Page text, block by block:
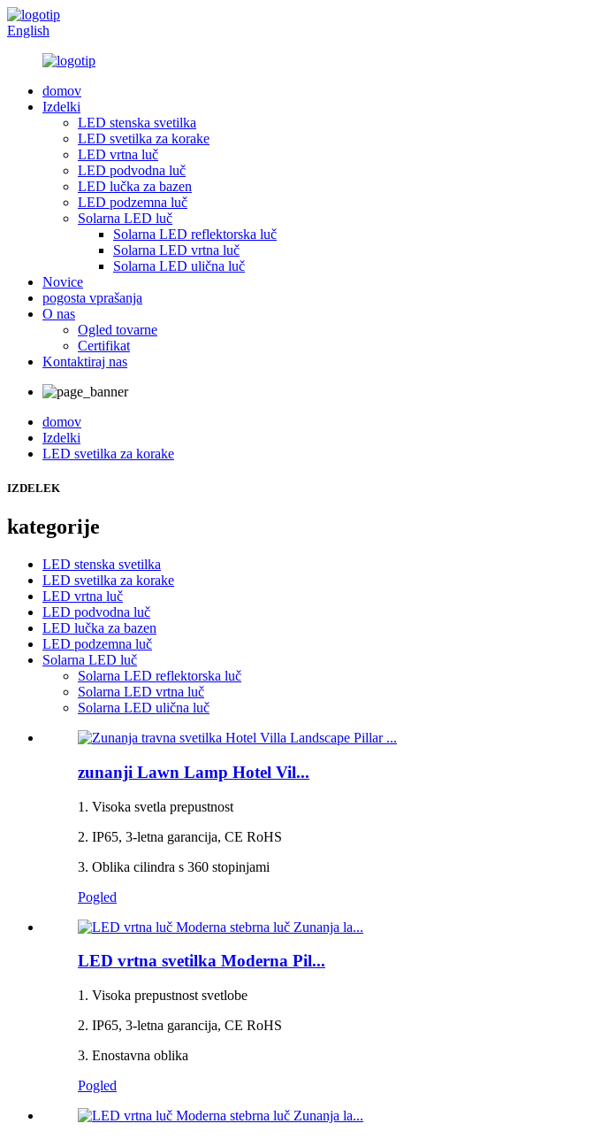
English
domov
Izdelki
LED stenska svetilka
LED svetilka za korake
LED vrtna luč
LED podvodna luč
LED lučka za bazen
LED podzemna luč
Solarna LED luč
Solarna LED reflektorska luč
Solarna LED vrtna luč
Solarna LED ulična luč
Novice
pogosta vprašanja
O nas
Ogled tovarne
Certifikat
Kontaktiraj nas
domov
Izdelki
LED svetilka za korake
IZDELEK
kategorije
LED stenska svetilka
LED svetilka za korake
LED vrtna luč
LED podvodna luč
LED lučka za bazen
LED podzemna luč
Solarna LED luč
Solarna LED reflektorska luč
Solarna LED vrtna luč
Solarna LED ulična luč
zunanji Lawn Lamp Hotel Vil...
1. Visoka svetla prepustnost
2. IP65, 3-letna garancija, CE RoHS
3. Oblika cilindra s 360 stopinjami
Pogled
LED vrtna svetilka Moderna Pil...
1. Visoka prepustnost svetlobe
2. IP65, 3-letna garancija, CE RoHS
3. Enostavna oblika
Pogled